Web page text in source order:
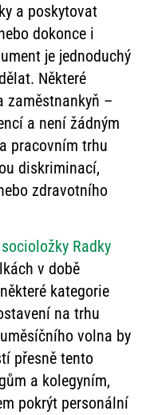
a poskytovat
dokonce i
je jednoduchý
Některé
zaměstnankyň –
a není žádným
pracovním trhu
diskriminací,
zdravotního
Radky
v době
kategorie
na trhu
volna by
přesně tento
a kolegyním,
pokrýt personální